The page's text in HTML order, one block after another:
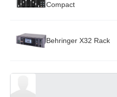
Compact
Behringer X32 Rack